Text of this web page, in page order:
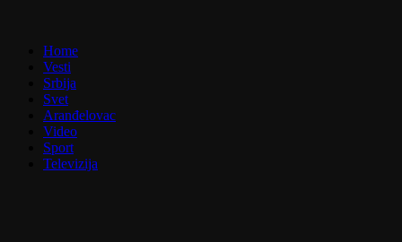
Home
Vesti
Srbija
Svet
Aranđelovac
Video
Sport
Televizija